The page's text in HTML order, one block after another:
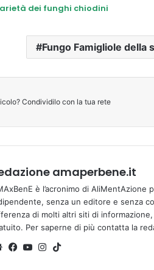
dei funghi chiodini
Fungo Famigliole della
Condividilo con la tua rete
amaperbene.it
è l’acronimo di
senza un editore e senza
di molti altri siti di
Per saperne di più contatta la
We Fa Yo Ins